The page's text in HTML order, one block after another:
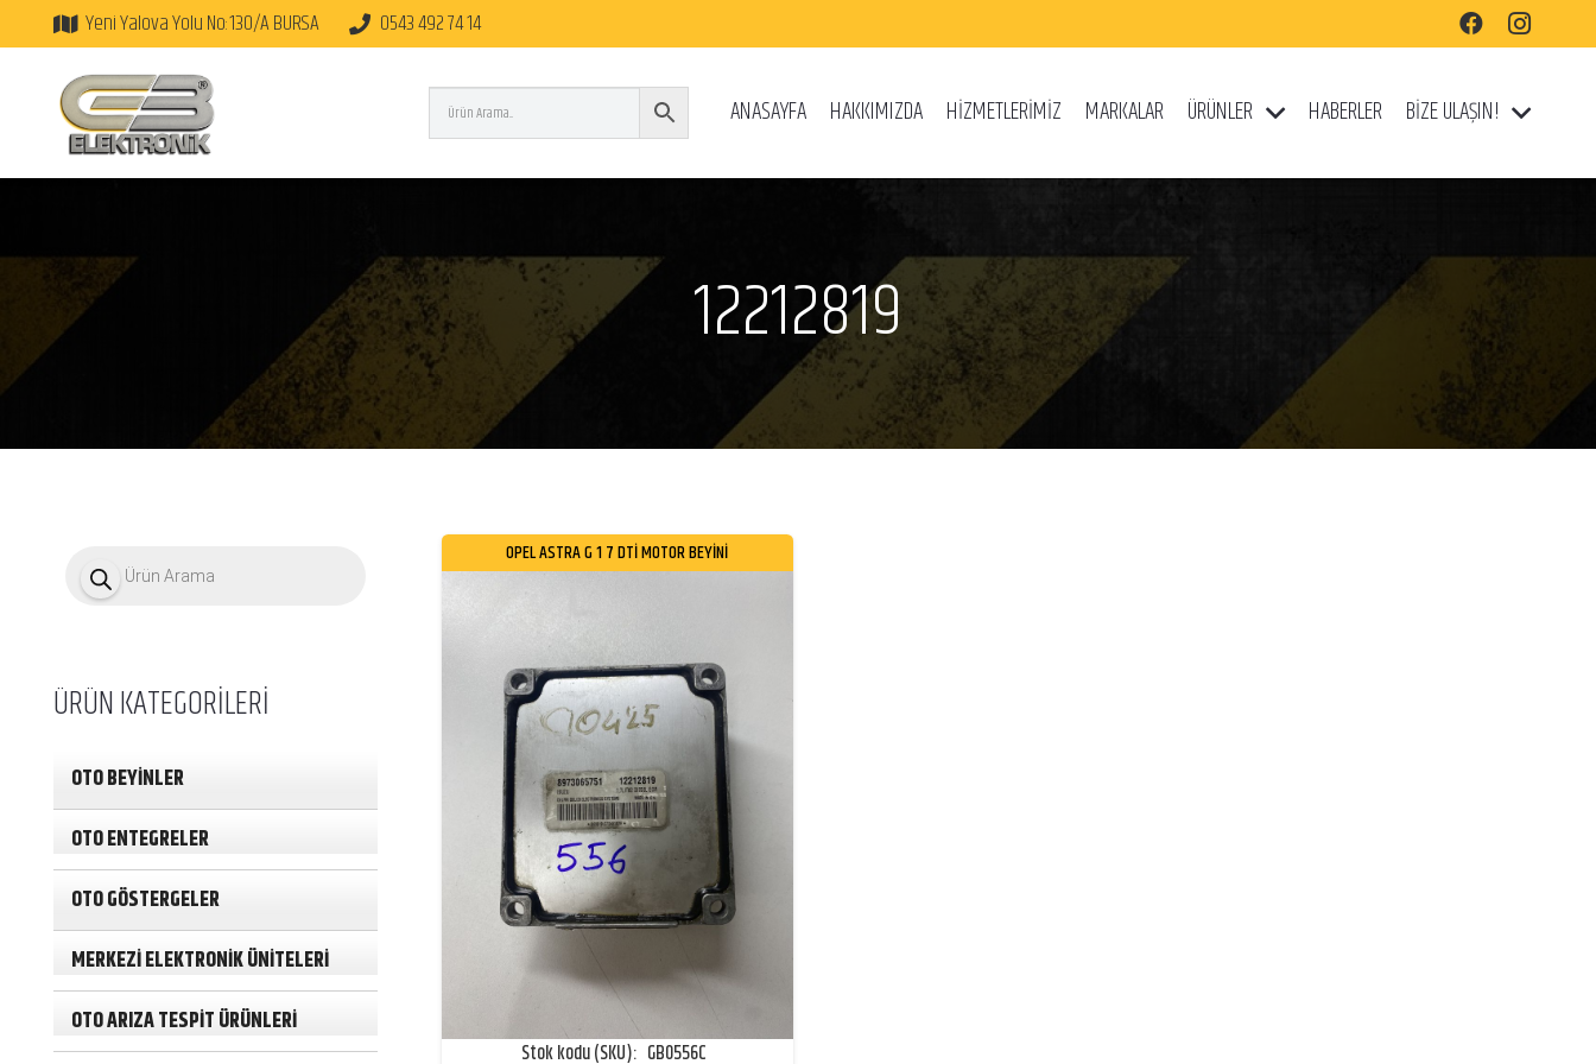
Yeni Yalova Yolu No:130/A BURSA 0543 492 74 14
ANASAYFA HAKKIMIZDA HİZMETLERİMİZ MARKALAR ÜRÜNLER HABERLER BİZE ULAŞIN!
12212819
t
s
a
c
h
ÜRÜN KATEGORİLERİ
OTO BEYİNLER
OTO ENTEGRELER
OTO GÖSTERGELER
MERKEZİ ELEKTRONİK ÜNİTELERİ
OTO ARIZA TESPİT ÜRÜNLERİ
OPEL ASTRA G 1 7 DTİ MOTOR BEYİNİ
Stok kodu (SKU): GB0556C